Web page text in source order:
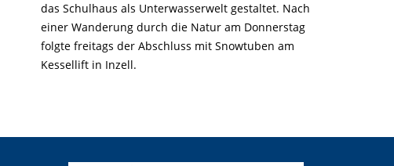
das Schulhaus als Unterwasserwelt gestaltet. Nach
einer Wanderung durch die Natur am Donnerstag
folgte freitags der Abschluss mit Snowtuben am
Kessellift in Inzell.